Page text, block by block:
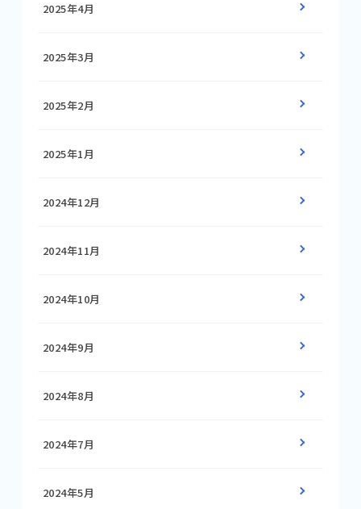
2025年4月
2025年3月
2025年2月
2025年1月
2024年12月
2024年11月
2024年10月
2024年9月
2024年8月
2024年7月
2024年5月